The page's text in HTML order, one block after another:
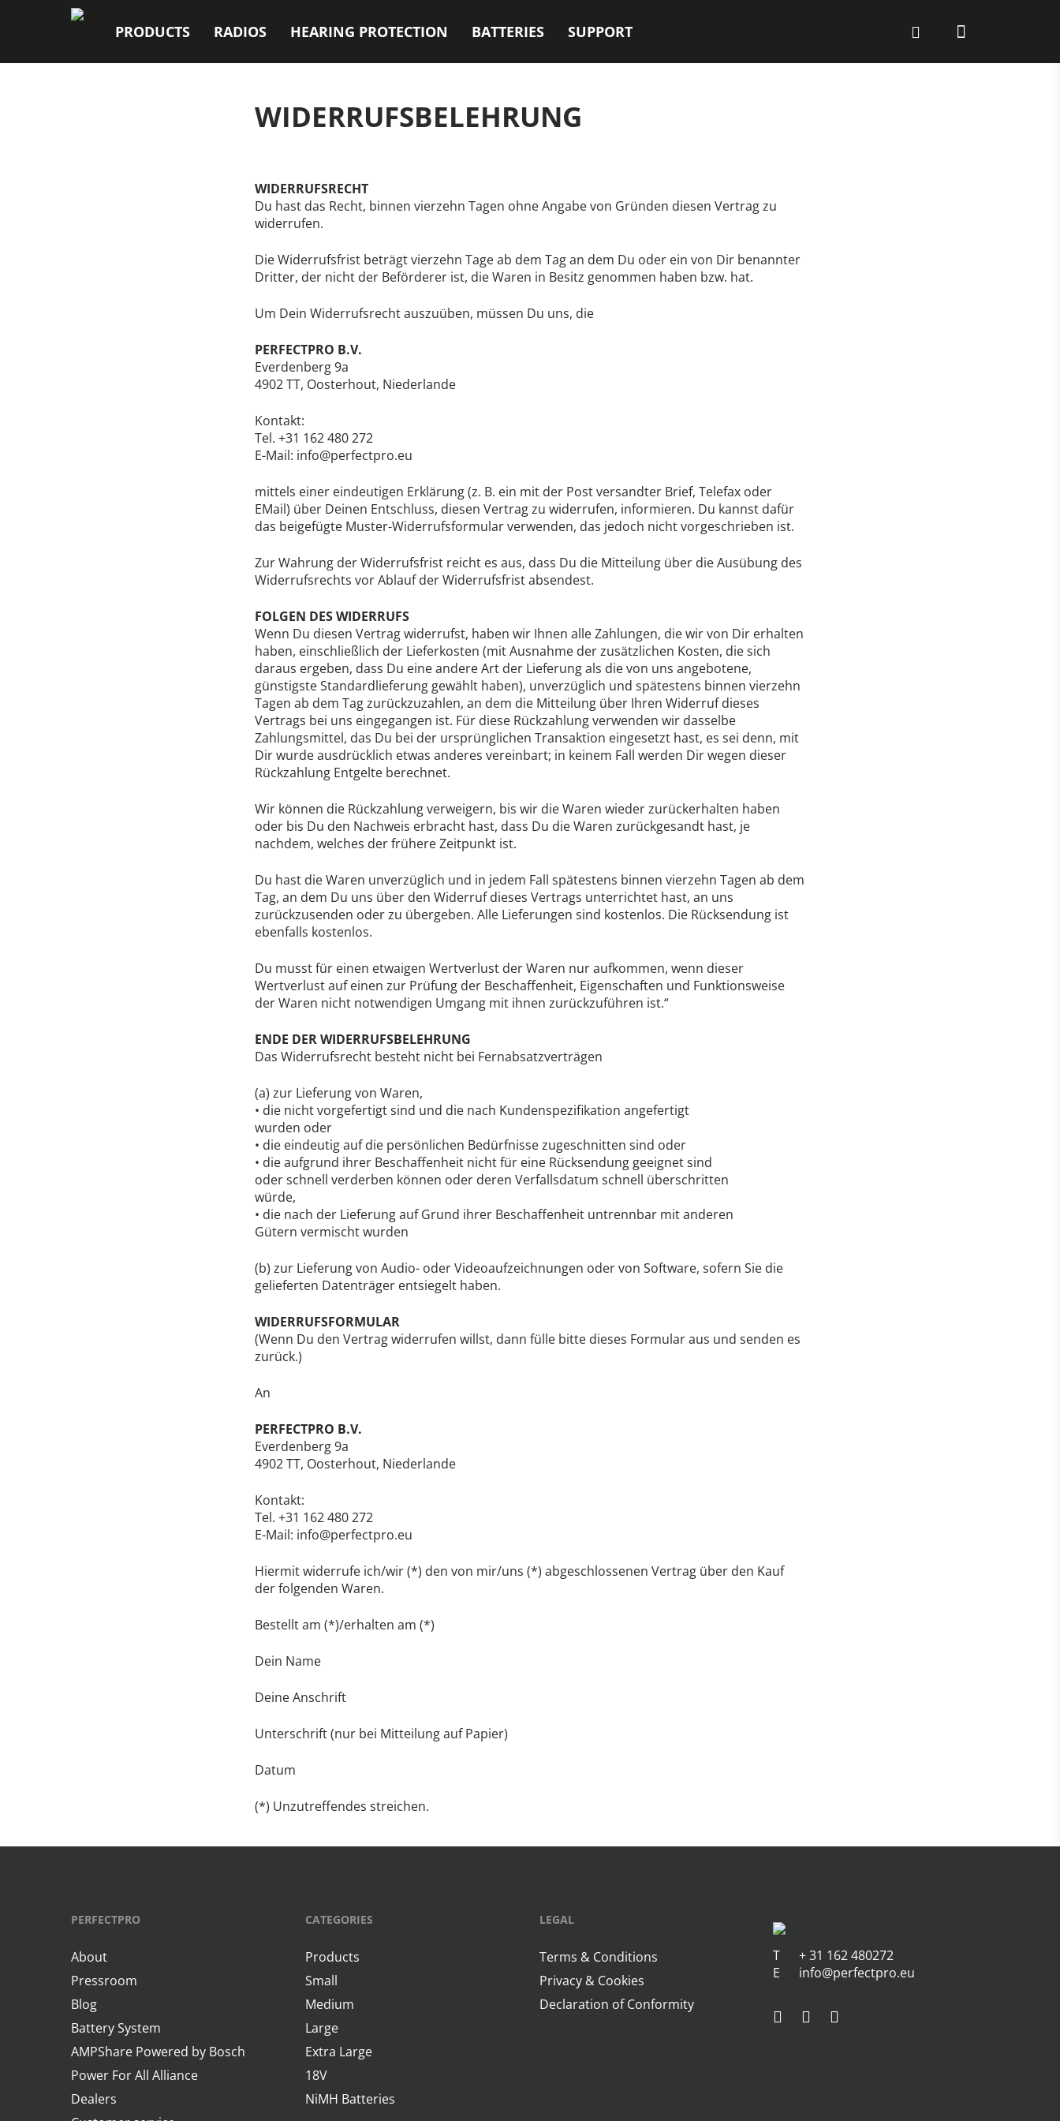
Hit enter to search or ESC to close
PRODUCTS RADIOS HEARING PROTECTION BATTERIES SUPPORT
WIDERRUFSBELEHRUNG
WIDERRUFSRECHT
Du hast das Recht, binnen vierzehn Tagen ohne Angabe von Gründen diesen Vertrag zu
widerrufen.
Die Widerrufsfrist beträgt vierzehn Tage ab dem Tag an dem Du oder ein von Dir benannter
Dritter, der nicht der Beförderer ist, die Waren in Besitz genommen haben bzw. hat.
Um Dein Widerrufsrecht auszuüben, müssen Du uns, die
PERFECTPRO B.V.
Everdenberg 9a
4902 TT, Oosterhout, Niederlande
Kontakt:
Tel. +31 162 480 272
E-Mail: info@perfectpro.eu
mittels einer eindeutigen Erklärung (z. B. ein mit der Post versandter Brief, Telefax oder
EMail) über Deinen Entschluss, diesen Vertrag zu widerrufen, informieren. Du kannst dafür
das beigefügte Muster-Widerrufsformular verwenden, das jedoch nicht vorgeschrieben ist.
Zur Wahrung der Widerrufsfrist reicht es aus, dass Du die Mitteilung über die Ausübung des
Widerrufsrechts vor Ablauf der Widerrufsfrist absendest.
FOLGEN DES WIDERRUFS
Wenn Du diesen Vertrag widerrufst, haben wir Ihnen alle Zahlungen, die wir von Dir erhalten
haben, einschließlich der Lieferkosten (mit Ausnahme der zusätzlichen Kosten, die sich
daraus ergeben, dass Du eine andere Art der Lieferung als die von uns angebotene,
günstigste Standardlieferung gewählt haben), unverzüglich und spätestens binnen vierzehn
Tagen ab dem Tag zurückzuzahlen, an dem die Mitteilung über Ihren Widerruf dieses
Vertrags bei uns eingegangen ist. Für diese Rückzahlung verwenden wir dasselbe
Zahlungsmittel, das Du bei der ursprünglichen Transaktion eingesetzt hast, es sei denn, mit
Dir wurde ausdrücklich etwas anderes vereinbart; in keinem Fall werden Dir wegen dieser
Rückzahlung Entgelte berechnet.
Wir können die Rückzahlung verweigern, bis wir die Waren wieder zurückerhalten haben
oder bis Du den Nachweis erbracht hast, dass Du die Waren zurückgesandt hast, je
nachdem, welches der frühere Zeitpunkt ist.
Du hast die Waren unverzüglich und in jedem Fall spätestens binnen vierzehn Tagen ab dem
Tag, an dem Du uns über den Widerruf dieses Vertrags unterrichtet hast, an uns
zurückzusenden oder zu übergeben. Alle Lieferungen sind kostenlos. Die Rücksendung ist
ebenfalls kostenlos.
Du musst für einen etwaigen Wertverlust der Waren nur aufkommen, wenn dieser
Wertverlust auf einen zur Prüfung der Beschaffenheit, Eigenschaften und Funktionsweise
der Waren nicht notwendigen Umgang mit ihnen zurückzuführen ist.“
ENDE DER WIDERRUFSBELEHRUNG
Das Widerrufsrecht besteht nicht bei Fernabsatzverträgen
(a) zur Lieferung von Waren,
• die nicht vorgefertigt sind und die nach Kundenspezifikation angefertigt
wurden oder
• die eindeutig auf die persönlichen Bedürfnisse zugeschnitten sind oder
• die aufgrund ihrer Beschaffenheit nicht für eine Rücksendung geeignet sind
oder schnell verderben können oder deren Verfallsdatum schnell überschritten
würde,
• die nach der Lieferung auf Grund ihrer Beschaffenheit untrennbar mit anderen
Gütern vermischt wurden
(b) zur Lieferung von Audio- oder Videoaufzeichnungen oder von Software, sofern Sie die
gelieferten Datenträger entsiegelt haben.
WIDERRUFSFORMULAR
(Wenn Du den Vertrag widerrufen willst, dann fülle bitte dieses Formular aus und senden es
zurück.)
An
PERFECTPRO B.V.
Everdenberg 9a
4902 TT, Oosterhout, Niederlande
Kontakt:
Tel. +31 162 480 272
E-Mail: info@perfectpro.eu
Hiermit widerrufe ich/wir (*) den von mir/uns (*) abgeschlossenen Vertrag über den Kauf
der folgenden Waren.
Bestellt am (*)/erhalten am (*)
Dein Name
Deine Anschrift
Unterschrift (nur bei Mitteilung auf Papier)
Datum
(*) Unzutreffendes streichen.
PERFECTPRO
About
Pressroom
Blog
Battery System
AMPShare Powered by Bosch
Power For All Alliance
Dealers
CATEGORIES
Products
Small
Medium
Large
Extra Large
18V
NiMH Batteries
LEGAL
Terms & Conditions
Privacy & Cookies
Declaration of Conformity
T + 31 162 480272
E
info@perfectpro.eu